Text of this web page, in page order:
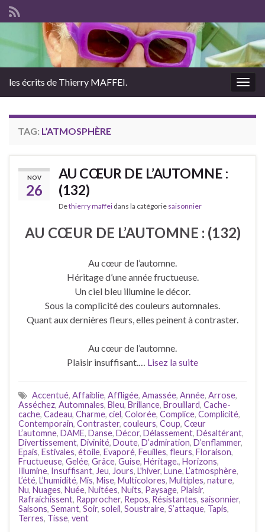
les écrits de Thierry MAFFEI.
TAG: L’ATMOSPHÈRE
NOV
26
AU CŒUR DE L’AUTOMNE :
(132)
Dethierry maffei dans la catégorie saisonnier
AU CŒUR DE L’AUTOMNE : (132)
Au cœur de l’automne.
Héritage d’une année fructueuse.
Un ciel bleu illumine le décor.
Sous la complicité des couleurs automnales.
Quant aux dernières fleurs, elles peinent à contraster.
Au cœur de l’automne.
Plaisir insuffisant.… Lisez la suite
Accentué, Affaiblie, Affligée, Amassée, Année, Arrose,
Asséchez, Automnales, Bleu, Brillance, Brouillard, Cache-
cache, Cadeau, Charme, ciel, Colorée, Complice, Complicité,
Contemporain, Contraster, couleurs, Coup, Cœur
L’automne, DAME, Danse, Décor, Délassement, Désaltérant,
Divertissement, Divinité, Doute, D’admiration, D’enflammer,
Epais, Estivales, étoile, Evaporé, Feuilles, fleurs, Floraison,
Fructueuse, Gelée, Grâce, Guise, Héritage., Horizons,
Illumine, Insuffisant, Jeu, Jours, L'hiver, Lune, L’atmosphère,
L’été, L’humidité, Mis, Mise, Multicolores, Multiples, nature,
Nu, Nuages, Nuée, Nuitées, Nuits, Paysage, Plaisir,
Rafraichissent, Rapprocher, Repos, Résistantes, saisonnier,
Saisons, Semant, Soir, soleil, Soustraire, S’attaque, Tapis,
Terres, Tisse, vent